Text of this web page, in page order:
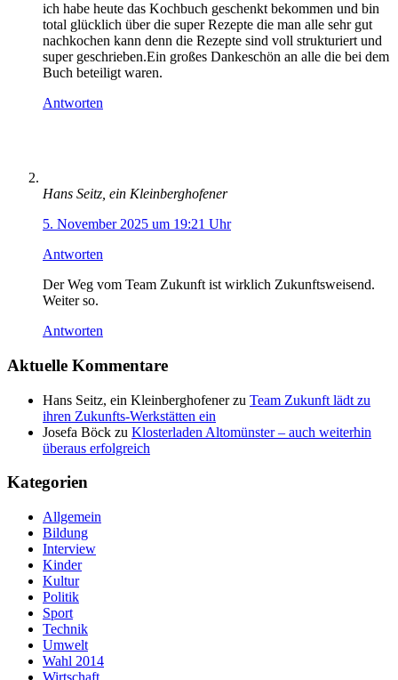
ich habe heute das Kochbuch geschenkt bekommen und bin
total glücklich über die super Rezepte die man alle sehr gut
nachkochen kann denn die Rezepte sind voll strukturiert und
super geschrieben.Ein großes Dankeschön an alle die bei dem
Buch beteiligt waren.
Antworten
Hans Seitz, ein Kleinberghofener
5. November 2025 um 19:21 Uhr
Antworten
Der Weg vom Team Zukunft ist wirklich Zukunftsweisend.
Weiter so.
Antworten
Aktuelle Kommentare
Hans Seitz, ein Kleinberghofenerzu Team Zukunft lädt zu
ihren Zukunfts-Werkstätten ein
Josefa Böck zu Klosterladen Altomünster – auch weiterhin
überaus erfolgreich
Kategorien
Allgemein
Bildung
Interview
Kinder
Kultur
Politik
Sport
Technik
Umwelt
Wahl 2014
Wirtschaft